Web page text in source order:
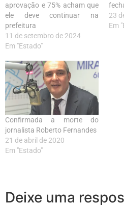
aprovação e 75% acham que
ele deve continuar na
prefeitura
11 de setembro de 2024
Em "Estado"
23
Em
Confirmada a morte do
jornalista Roberto Fernandes
21 de abril de 2020
Em "Estado"
Deixe uma